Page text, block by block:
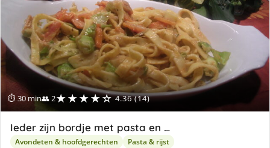
⏱ 30 min👥 2★★★★☆ 4.36 (14)
Ieder zijn bordje met pasta en …
Avondeten & hoofdgerechten Pasta & rijst